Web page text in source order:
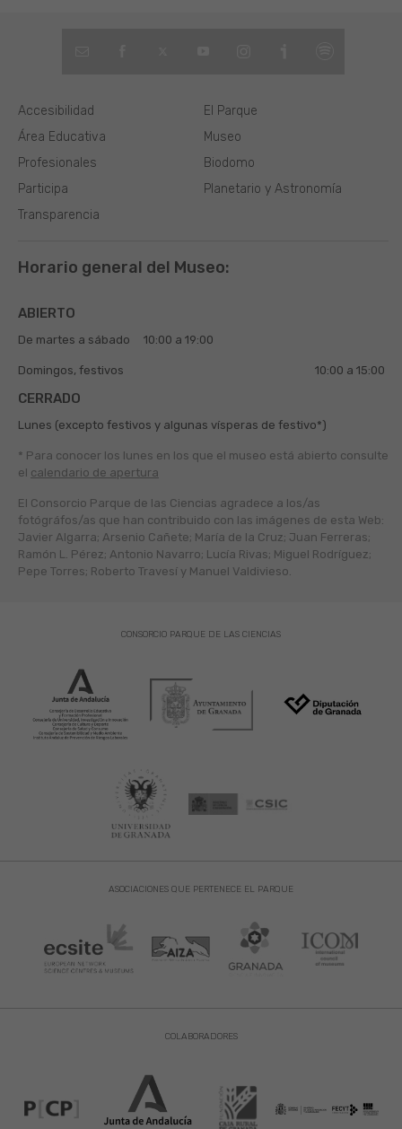
El Parque
Museo
Biodomo
Planetario y Astronomía
Área Educativa
Profesionales
Participa
Transparencia
Accesibilidad
Horario general del Museo:
ABIERTO
De martes a sábado 10:00 a 19:00
Domingos, festivos 10:00 a 15:00
CERRADO
Lunes (excepto festivos y algunas vísperas de festivo*)
* Para conocer los lunes en los que el museo está abierto consulte
el calendario de apertura
El Consorcio Parque de las Ciencias agradece a los/as
fotógráfos/as que han contribuido con las imágenes de esta Web:
Javier Algarra; Arsenio Cañete; María de la Cruz; Juan Ferreras;
Ramón L. Pérez; Antonio Navarro; Lucía Rivas; Miguel Rodríguez;
Pepe Torres; Roberto Travesí y Manuel Valdivieso.
ASOCIACIONES QUE PERTENECE EL PARQUE
CONSORCIO PARQUE DE LAS CIENCIAS
COLABORADORES